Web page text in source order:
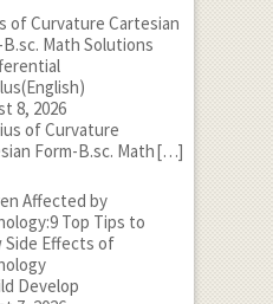
of Curvature Cartesian
Math Solutions
8, 2026
of Curvature
Form-B.sc. Math[…]
Affected by
Top Tips to
Side Effects of
Develop